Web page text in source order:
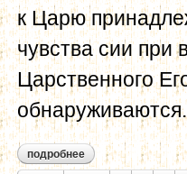
к Царю
чувства сии при
Царственного
обнаруживаются.
подробнее о обозрение